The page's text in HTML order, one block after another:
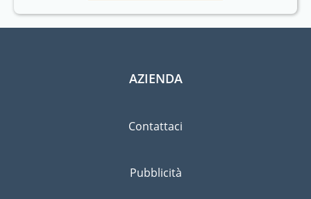
AZIENDA
Contattaci
Pubblicità